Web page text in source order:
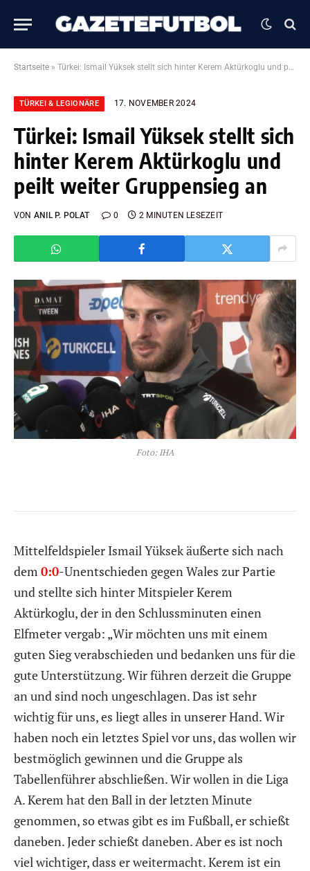
Startseite » Türkei: Ismail Yüksek stellt sich hinter Kerem Aktürkoglu und peilt weiter Gruppensieg an
TÜRKEI & LEGIONÄRE 17. NOVEMBER 2024
Türkei: Ismail Yüksek stellt sich
hinter Kerem Aktürkoglu und
peilt weiter Gruppensieg an
VON ANIL P. POLAT 0 2 MINUTEN LESEZEIT
Foto: IHA
Mittelfeldspieler Ismail Yüksek äußerte sich nach
dem 0:0-Unentschieden gegen Wales zur Partie
und stellte sich hinter Mitspieler Kerem
Aktürkoglu, der in den Schlussminuten einen
Elfmeter vergab: „Wir möchten uns mit einem
guten Sieg verabschieden und bedanken uns für die
gute Unterstützung. Wir führen derzeit die Gruppe
an und sind noch ungeschlagen. Das ist sehr
wichtig für uns, es liegt alles in unserer Hand. Wir
haben noch ein letztes Spiel vor uns, das wollen wir
bestmöglich gewinnen und die Gruppe als
Tabellenführer abschließen. Wir wollen in die Liga
A. Kerem hat den Ball in der letzten Minute
genommen, so etwas gibt es im Fußball, er schießt
daneben. Jeder schießt daneben. Aber es ist noch
viel wichtiger, dass er weitermacht. Kerem ist ein